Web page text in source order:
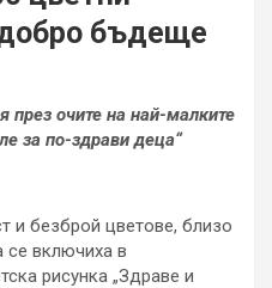
бъдеще
през очите на най-малките
за по-здрави деца“
и безброй цветове, близо
се включиха в
рисунка „Здраве и